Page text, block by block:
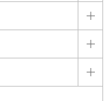
詳
詳
詳